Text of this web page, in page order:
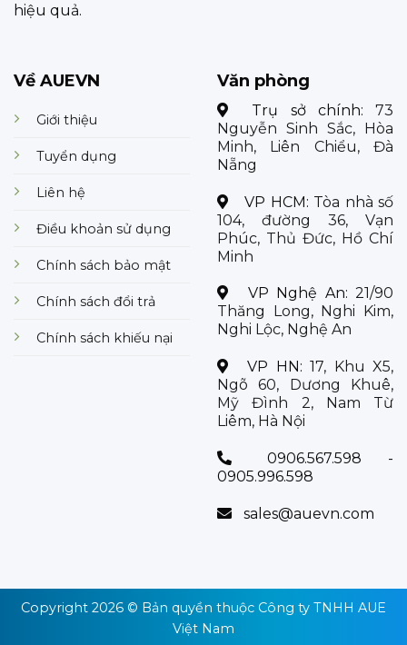
hiệu quả.
Về AUEVN
Giới thiệu
Tuyển dụng
Liên hệ
Điều khoản sử dụng
Chính sách bảo mật
Chính sách đổi trả
Chính sách khiếu nại
Văn phòng
Trụ sở chính: 73
Nguyễn Sinh Sắc, Hòa
Minh, Liên Chiểu, Đà
Nẵng
VP HCM: Tòa nhà số
104, đường 36, Vạn
Phúc, Thủ Đức, Hồ Chí
Minh
VP Nghệ An: 21/90
Thăng Long, Nghi Kim,
Nghi Lộc, Nghệ An
VP HN:17, Khu X5,
Ngõ 60, Dương Khuê,
Mỹ Đình 2, Nam Từ
Liêm, Hà Nội
0906.567.598 -
0905.996.598
sales@auevn.com
Copyright 2026 © Bản quyền thuộc Công ty TNHH AUE
Việt Nam